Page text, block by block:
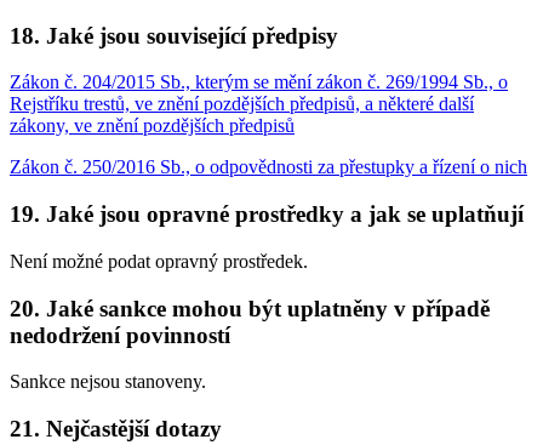
18. Jaké jsou související předpisy
Zákon č. 204/2015 Sb., kterým se mění zákon č. 269/1994 Sb., o
Rejstříku trestů, ve znění pozdějších předpisů, a některé další
zákony, ve znění pozdějších předpisů
Zákon č. 250/2016 Sb., o odpovědnosti za přestupky a řízení o nich
19. Jaké jsou opravné prostředky a jak se uplatňují
Není možné podat opravný prostředek.
20. Jaké sankce mohou být uplatněny v případě
nedodržení povinností
Sankce nejsou stanoveny.
21. Nejčastější dotazy